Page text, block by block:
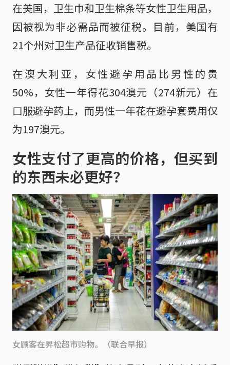
在美国，卫生巾和卫生棉条等女性卫生用品，
因被视为非必需品而被征税。目前，美国有
21个州对卫生产品征收销售税。
在澳大利亚，女性避孕用品比男性的贵
50%，女性一年得花304澳元（274新元）在
口服避孕药上，而男性一年花在避孕套费用仅
为197澳元。
女性支付了更高的价格，但买到
的东西未必更好？
女顾客在昇松超市购物。（联合早报）